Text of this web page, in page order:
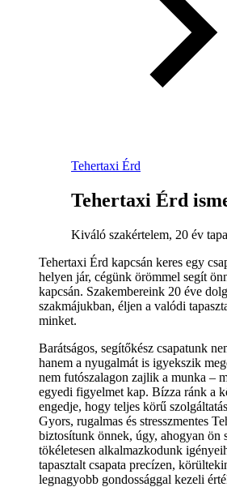
Tehertaxi Érd
Tehertaxi Érd
Kiváló szakértelem, 20 év
Tehertaxi Érd kapcsán keres egy
helyen jár, cégünk örömmel segít
kapcsán. Szakembereink 20 éve
szakmájukban, éljen a valódi
minket.
Barátságos, segítőkész csapatunk
hanem a nyugalmát is igyekszik
nem futószalagon zajlik a munka –
egyedi figyelmet kap. Bízza ránk a
engedje, hogy teljes körű
Gyors, rugalmas és stresszmentes
biztosítunk önnek, úgy, ahogyan ön
tökéletesen alkalmazkodunk
tapasztalt csapata precízen,
legnagyobb gondossággal kezeli